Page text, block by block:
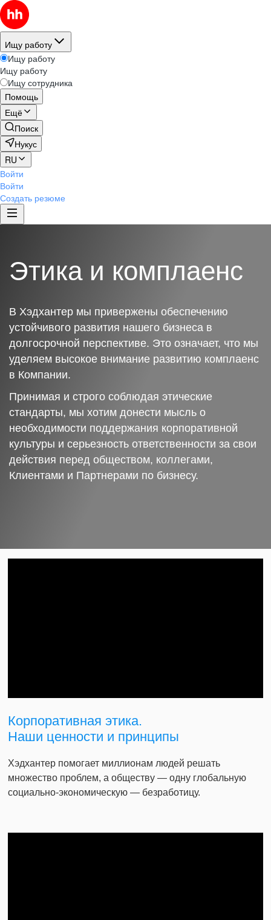
Ищу работу
Ищу работу
Ищу работу
Ищу сотрудника
Помощь
Ещё
Поиск
Нукус
RU
Войти
Войти
Создать резюме
Этика и комплаенс
В Хэдхантер мы привержены обеспечению
устойчивого развития нашего бизнеса в
долгосрочной перспективе. Это означает, что мы
уделяем высокое внимание развитию комплаенс
в Компании.
Принимая и строго соблюдая этические
стандарты, мы хотим донести мысль о
необходимости поддержания корпоративной
культуры и серьезность ответственности за свои
действия перед обществом, коллегами,
Клиентами и Партнерами по бизнесу.
Корпоративная этика.
Наши ценности и принципы
Хэдхантер помогает миллионам людей решать
множество проблем, а обществу — одну глобальную
социально-экономическую — безработицу.